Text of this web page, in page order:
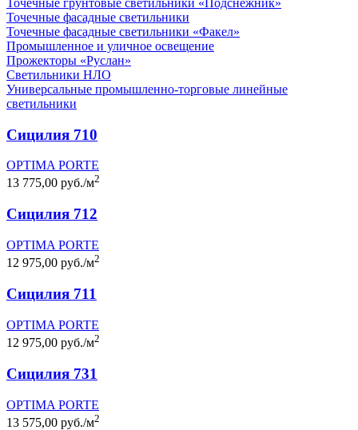
Точечные фасадные светильники
Точечные фасадные светильники «Факел»
Промышленное и уличное освещение
Прожекторы «Руслан»
Светильники НЛО
Универсальные промышленно-торговые линейные
светильники
Сицилия 710
OPTIMA PORTE
13 775,00 руб./м2
Сицилия 712
OPTIMA PORTE
12 975,00 руб./м2
Сицилия 711
OPTIMA PORTE
12 975,00 руб./м2
Сицилия 731
OPTIMA PORTE
13 575,00 руб./м2